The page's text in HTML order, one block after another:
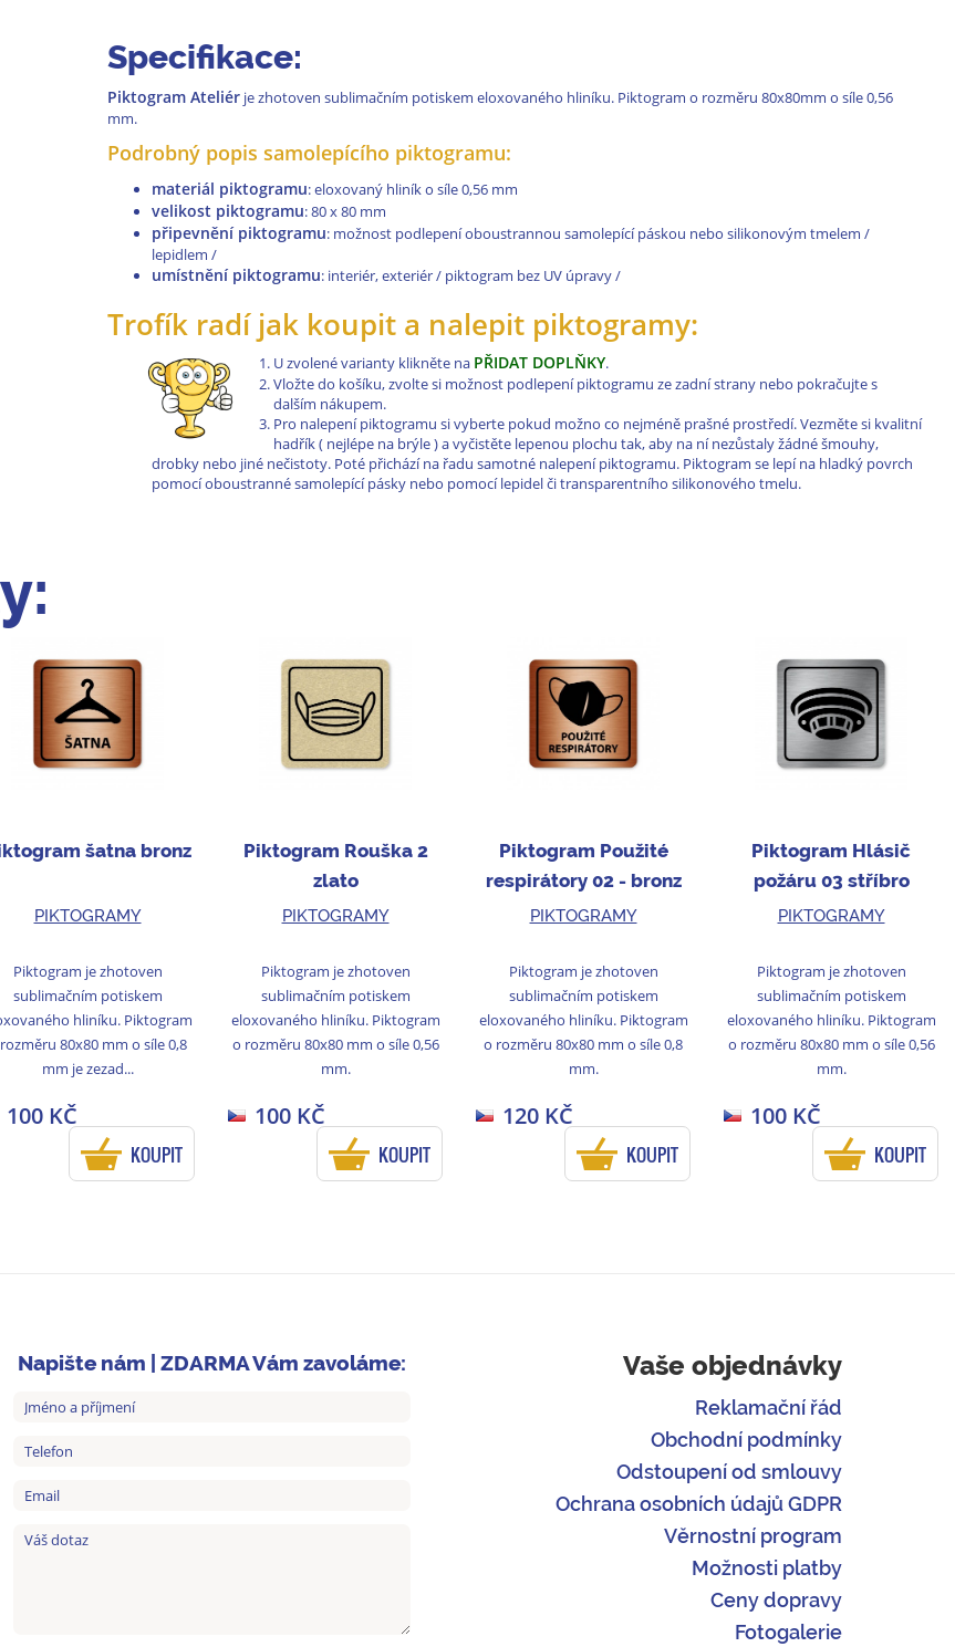
Specifikace:
Piktogram Ateliérje zhotoven sublimačním potiskem eloxovaného hliníku. Piktogram o rozměru 80x80mm o síle 0,56
mm.
Podrobný popis samolepícího piktogramu:
materiál piktogramu: eloxovaný hliník o síle 0,56 mm
velikost piktogramu: 80 x 80 mm
připevnění piktogramu: možnost podlepení oboustrannou samolepící páskou nebo silikonovým tmelem /
lepidlem /
umístnění piktogramu: interiér, exteriér / piktogram bez UV úpravy /
Trofík radí jak koupit a nalepit piktogramy:
U zvolené varianty klikněte na PŘIDAT DOPLŇKY.
Vložte do košíku, zvolte si možnost podlepení piktogramu ze zadní strany nebo pokračujte s
dalším nákupem.
Pro nalepení piktogramu si vyberte pokud možno co nejméně prašné prostředí. Vezměte si kvalitní
hadřík ( nejlépe na brýle ) a vyčistěte lepenou plochu tak, aby na ní nezůstaly žádné šmouhy,
drobky nebo jiné nečistoty. Poté přichází na řadu samotné nalepení piktogramu. Piktogram se lepí na hladký povrch
pomocí oboustranné samolepící pásky nebo pomocí lepidel či transparentního silikonového tmelu.
šatna bronz
PIKTOGRAMY
Piktogram je zhotoven
sublimačním potiskem
hliníku. Piktogram
80x80 mm o síle 0,8
mm je zezad...
100 KČ
KOUPIT
Piktogram Rouška 2
zlato
PIKTOGRAMY
Piktogram je zhotoven
sublimačním potiskem
eloxovaného hliníku. Piktogram
o rozměru 80x80 mm o síle 0,56
mm.
100 KČ
KOUPIT
Piktogram Použité
respirátory 02 - bronz
PIKTOGRAMY
Piktogram je zhotoven
sublimačním potiskem
eloxovaného hliníku. Piktogram
o rozměru 80x80 mm o síle 0,8
mm.
120 KČ
KOUPIT
Piktogram Hlásič
požáru 03 stříbro
PIKTOGRAMY
Piktogram je zhotoven
sublimačním potiskem
eloxovaného hliníku. Piktogram
o rozměru 80x80 mm o síle 0,56
mm.
100 KČ
KOUPIT
Napište nám | ZDARMA Vám zavoláme: Vaše objednávky
Reklamační řád
Obchodní podmínky
Odstoupení od smlouvy
Ochrana osobních údajů GDPR
Věrnostní program
Možnosti platby
Ceny dopravy
Fotogalerie